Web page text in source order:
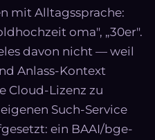
mit Alltagssprache:
oma", „30er".
davon nicht — weil
Anlass-Kontext
Cloud-Lizenz zu
Such-Service
ein BAAI/bge-